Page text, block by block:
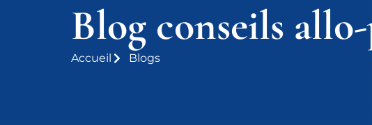
Blog conseils
Accueil Blogs